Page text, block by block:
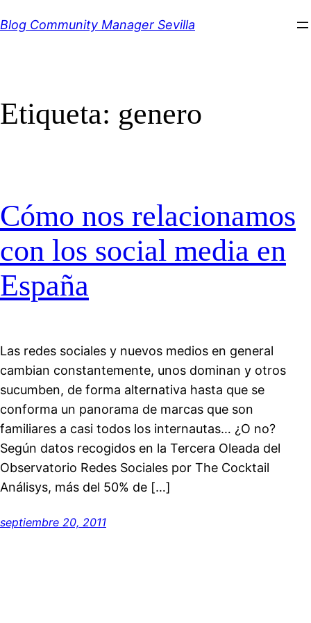
al
Blog Community Manager Sevilla
Etiqueta: genero
Cómo nos relacionamos
con los social media en
España
Las redes sociales y nuevos medios en general
cambian constantemente, unos dominan y otros
sucumben, de forma alternativa hasta que se
conforma un panorama de marcas que son
familiares a casi todos los internautas… ¿O no?
Según datos recogidos en la Tercera Oleada del
Observatorio Redes Sociales por The Cocktail
Análisys, más del 50% de […]
septiembre 20, 2011